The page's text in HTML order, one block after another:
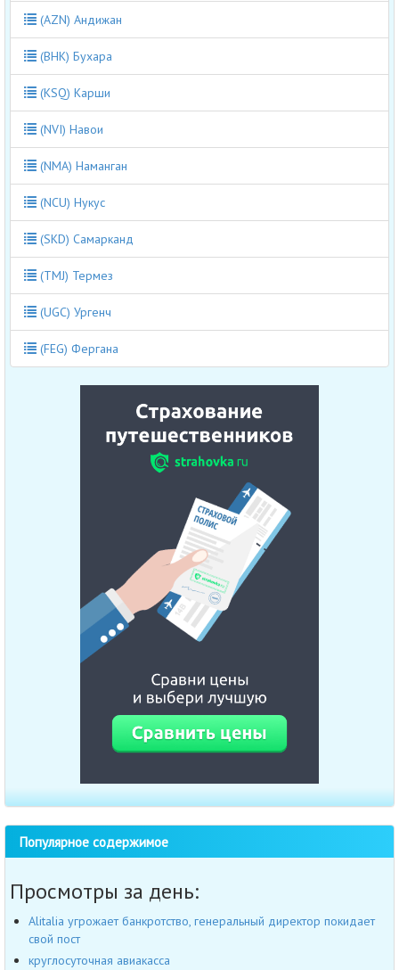
(AZN) Андижан
(BHK) Бухара
(KSQ) Карши
(NVI) Навои
(NMA) Наманган
(NCU) Нукус
(SKD) Самарканд
(TMJ) Термез
(UGC) Ургенч
(FEG) Фергана
Популярное содержимое
Просмотры за день:
Alitalia угрожает банкротство, генеральный директор покидает
свой пост
круглосуточная авиакасса